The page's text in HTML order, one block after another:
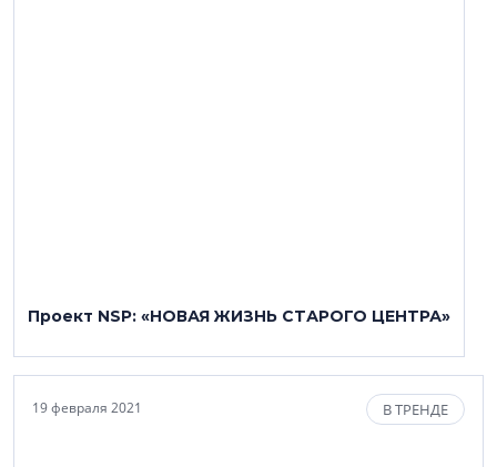
Проект NSP: «НОВАЯ ЖИЗНЬ СТАРОГО ЦЕНТРА»
19 февраля 2021 В ТРЕНДЕ